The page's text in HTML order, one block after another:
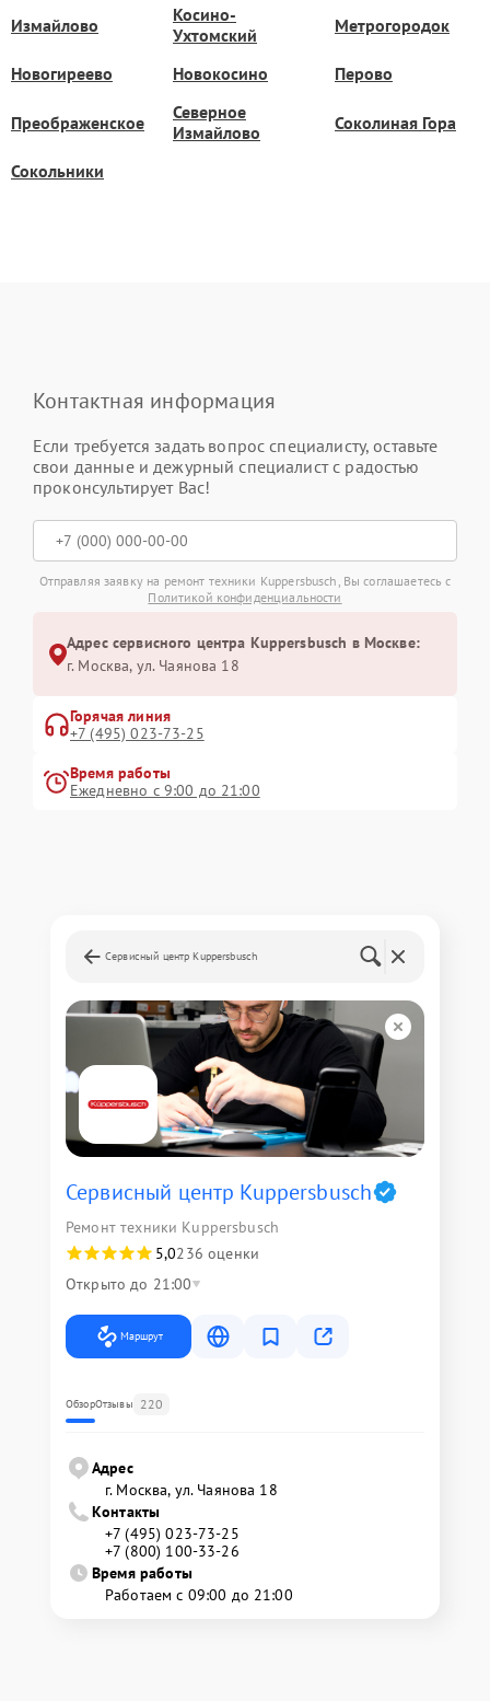
Измайлово
Косино-
Ухтомский
Метрогородок
Новогиреево Новокосино Перово
Преображенское
Северное
Измайлово
Соколиная Гора
Сокольники
Контактная информация
Если требуется задать вопрос специалисту, оставьте
свои данные и дежурный специалист с радостью
проконсультирует Вас!
Отправляя заявку на ремонт техники Kuppersbusch, Вы соглашаетесь с
Политикой конфиденциальности
Адрес сервисного центра Kuppersbusch в Москве:
г. Москва, ул. Чаянова 18
Горячая линия
+7 (495) 023-73-25
Время работы
Ежедневно с 9:00 до 21:00
Сервисный центр Kuppersbusch
Сервисный центр Kuppersbusch
Ремонт техники Kuppersbusch
5,0236 оценки
Открыто до 21:00
Маршрут
ОбзорОтзывы 220
Адрес
г. Москва, ул. Чаянова 18
Контакты
+7 (495) 023-73-25
+7 (800) 100-33-26
Время работы
Работаем с 09:00 до 21:00